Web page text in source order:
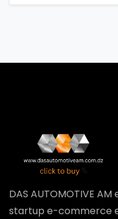
DAS AUTOMOTIVE
startup e-commerce